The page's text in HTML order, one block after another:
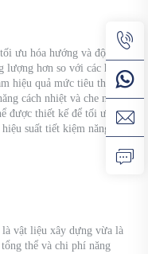
ưu hóa hướng và độ che
hơn so với các hệ
hiệu quả mức tiêu thụ năng
cách nhiệt và che nắng.
được thiết kế để tối ưu hóa
suất tiết kiệm năng
vật liệu xây dựng vừa là
thể và chi phí năng